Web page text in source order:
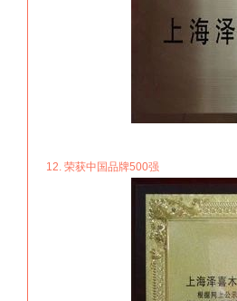
12. 荣获中国品牌500强